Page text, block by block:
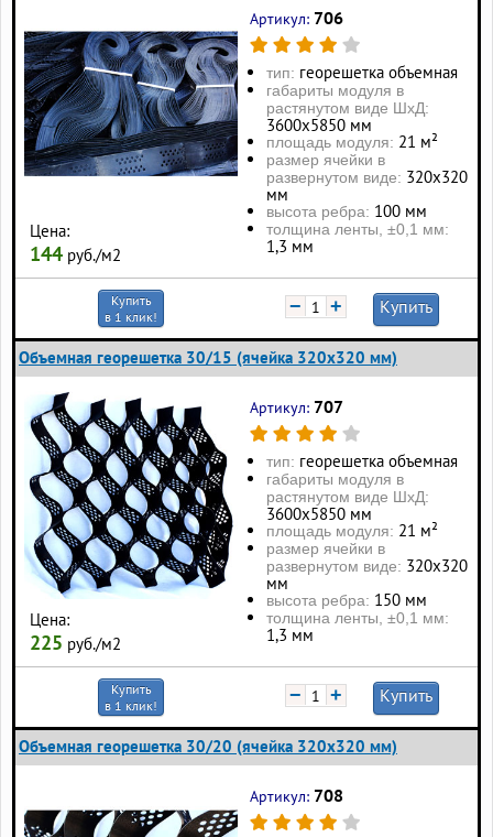
Цена:
144 руб./м2
Артикул: 706
тип: георешетка объемная
габариты модуля в
растянутом виде ШхД:
3600х5850 мм
площадь модуля: 21 м²
размер ячейки в
развернутом виде: 320х320
мм
высота ребра: 100 мм
толщина ленты, ±0,1 мм:
1,3 мм
Купить
в 1 клик!
− + Купить
Объемная георешетка 30/15 (ячейка 320x320 мм)
Цена:
225 руб./м2
Артикул: 707
тип: георешетка объемная
габариты модуля в
растянутом виде ШхД:
3600х5850 мм
площадь модуля: 21 м²
размер ячейки в
развернутом виде: 320х320
мм
высота ребра: 150 мм
толщина ленты, ±0,1 мм:
1,3 мм
Купить
в 1 клик!
− + Купить
Объемная георешетка 30/20 (ячейка 320x320 мм)
Артикул: 708